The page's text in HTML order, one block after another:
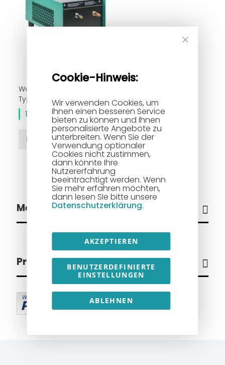
Cookie-Hinweis:
Wir verwenden Cookies, um
Ihnen einen besseren Service
bieten zu können und Ihnen
personalisierte Angebote zu
unterbreiten. Wenn Sie der
Verwendung optionaler
Cookies nicht zustimmen,
dann könnte Ihre
Nutzererfahrung
beeinträchtigt werden. Wenn
Sie mehr erfahren möchten,
dann lesen SIe bitte unsere
Datenschutzerklärung.
AKZEPTIEREN
BENUTZERDEFINIERTE
EINSTELLUNGEN
ABLEHNEN
Wasserkühlgerät Merkle
Typ WK 300
1.062,00 €
In den Warenkorb
Mein Wunschzettel
Produkte im %SALE